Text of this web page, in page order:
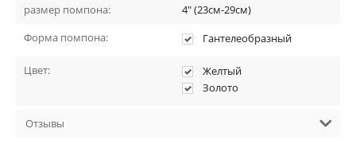
размер помпона:
4" (23см-29см)
Форма помпона:
Гантелеобразный
Цвет:
Желтый
Золото
Отзывы